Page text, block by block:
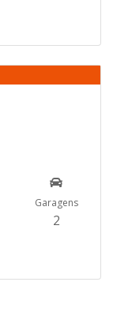
Venda
Garagens
2